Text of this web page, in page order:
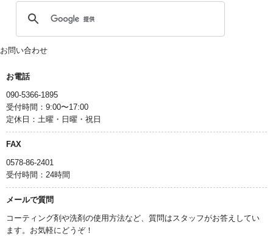
お問い合わせ
お電話
090-5366-1895
受付時間：9:00〜17:00
定休日：土曜・日曜・祝日
FAX
0578-86-2401
受付時間：24時間
メールで質問
コーティング剤や洗剤の使用方法など、質問はスタッフがお答えしてい
ます。お気軽にどうぞ！